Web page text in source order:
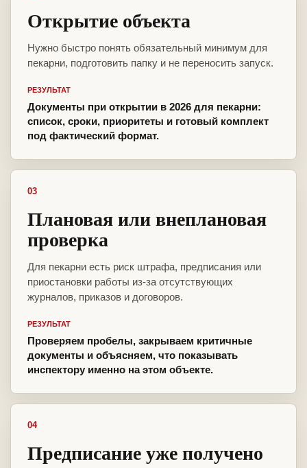
Открытие объекта
Нужно быстро понять обязательный минимум для
пекарни, подготовить папку и не переносить запуск.
РЕЗУЛЬТАТ
Документы при открытии в 2026 для пекарни:
список, сроки, приоритеты и готовый комплект
под фактический формат.
03
Плановая или внеплановая
проверка
Для пекарни есть риск штрафа, предписания или
приостановки работы из-за отсутствующих
журналов, приказов и договоров.
РЕЗУЛЬТАТ
Проверяем пробелы, закрываем критичные
документы и объясняем, что показывать
инспектору именно на этом объекте.
04
Предписание уже получено